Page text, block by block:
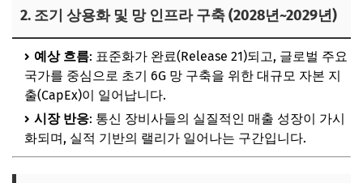
2. 조기 상용화 및 망 인프라 구축 (2028년~2029년)
예상 흐름: 표준화가 완료(Release 21)되고, 글로벌 주요
국가를 중심으로 초기 6G 망 구축을 위한 대규모 자본 지
출(CapEx)이 일어납니다.
시장 반응: 통신 장비사들의 실질적인 매출 성장이 가시
화되며, 실적 기반의 랠리가 일어나는 구간입니다.